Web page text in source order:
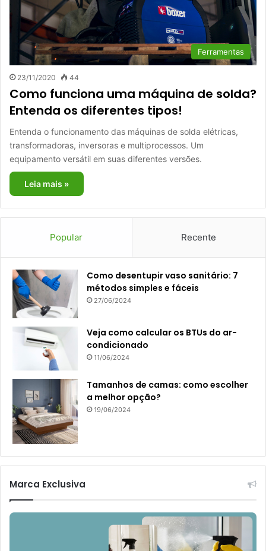
Ferramentas
23/11/2020 44
Como funciona uma máquina de solda?
Entenda os diferentes tipos!
Entenda o funcionamento das máquinas de solda elétricas,
transformadoras, inversoras e multiprocessos. Um
equipamento versátil em suas diferentes versões.
Leia mais »
Popular Recente
Como desentupir vaso sanitário: 7
métodos simples e fáceis
27/06/2024
Veja como calcular os BTUs do ar-
condicionado
11/06/2024
Tamanhos de camas: como escolher
a melhor opção?
19/06/2024
Marca Exclusiva